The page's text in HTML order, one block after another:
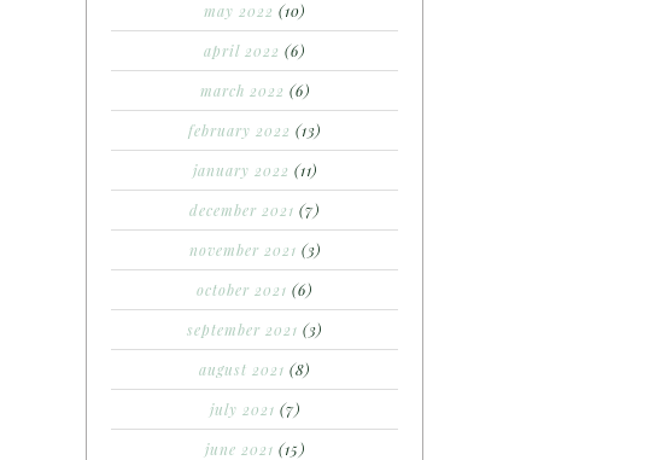
may 2022 (10)
april 2022 (6)
march 2022 (6)
february 2022 (13)
january 2022 (11)
december 2021 (7)
november 2021 (3)
october 2021 (6)
september 2021 (3)
august 2021 (8)
july 2021 (7)
june 2021 (15)